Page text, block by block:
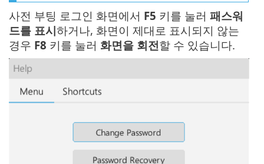
사전 부팅 로그인 화면에서 F5 키를 눌러 패스워
드를 표시하거나, 화면이 제대로 표시되지 않는
경우 F8 키를 눌러 화면을 회전할 수 있습니다.